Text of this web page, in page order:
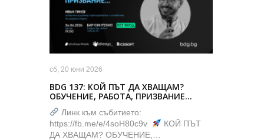
сб, 20 юни 2026
BDG 137: КОЙ ПЪТ ДА ХВАЩАМ?
ОБУЧЕНИЕ, РАБОТА, ПРИЗВАНИЕ…
Линк към събитието:
https://fb.me/e/4soH80c9v
КОЙ ПЪТ
ДА ХВАЩАМ? ОБУЧЕНИЕ,…